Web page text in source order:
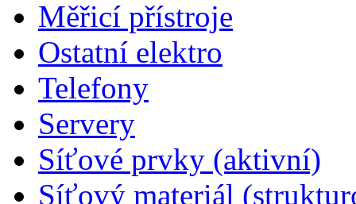
Měřicí přístroje
Ostatní elektro
Telefony
Servery
Síťové prvky (aktivní)
Síťový materiál